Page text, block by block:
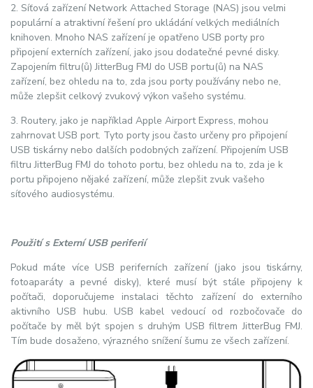
2. Síťová zařízení Network Attached Storage (NAS) jsou velmi
populární a atraktivní řešení pro ukládání velkých mediálních
knihoven. Mnoho NAS zařízení je opatřeno USB porty pro
připojení externích zařízení, jako jsou dodatečné pevné disky.
Zapojením filtru(ů) JitterBug FMJ do USB portu(ů) na NAS
zařízení, bez ohledu na to, zda jsou porty používány nebo ne,
může zlepšit celkový zvukový výkon vašeho systému.
3. Routery, jako je například Apple Airport Express, mohou
zahrnovat USB port. Tyto porty jsou často určeny pro připojení
USB tiskárny nebo dalších podobných zařízení. Připojením USB
filtru JitterBug FMJ do tohoto portu, bez ohledu na to, zda je k
portu připojeno nějaké zařízení, může zlepšit zvuk vašeho
síťového audiosystému.
Použití s Externí USB periferií
Pokud máte více USB periferních zařízení (jako jsou tiskárny,
fotoaparáty a pevné disky), které musí být stále připojeny k
počítači, doporučujeme instalaci těchto zařízení do externího
aktivního USB hubu. USB kabel vedoucí od rozbočovače do
počítače by měl být spojen s druhým USB filtrem JitterBug FMJ.
Tím bude dosaženo, výrazného snížení šumu ze všech zařízení.